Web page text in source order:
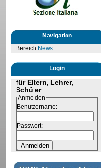
Navigation
Bereich:News
Login
für Eltern, Lehrer,
Schüler
Anmelden
Benutzername:
Passwort: